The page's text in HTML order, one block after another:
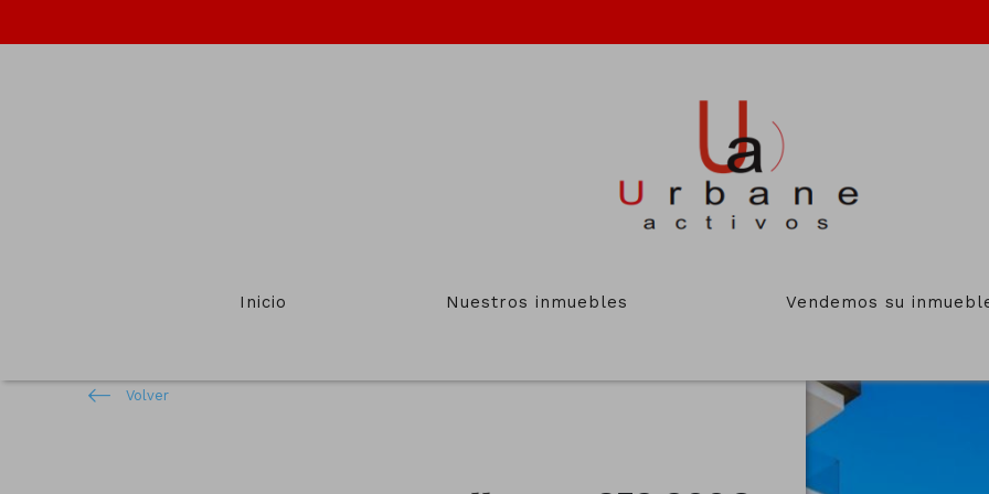
Inicio Nuestros inmuebles Vendemos su
Volver